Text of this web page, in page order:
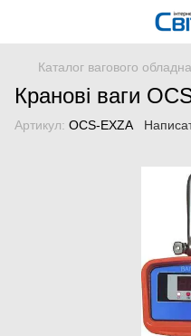
Каталог вагового
Кранові ваги
Артикул: OCS-ЕXZA